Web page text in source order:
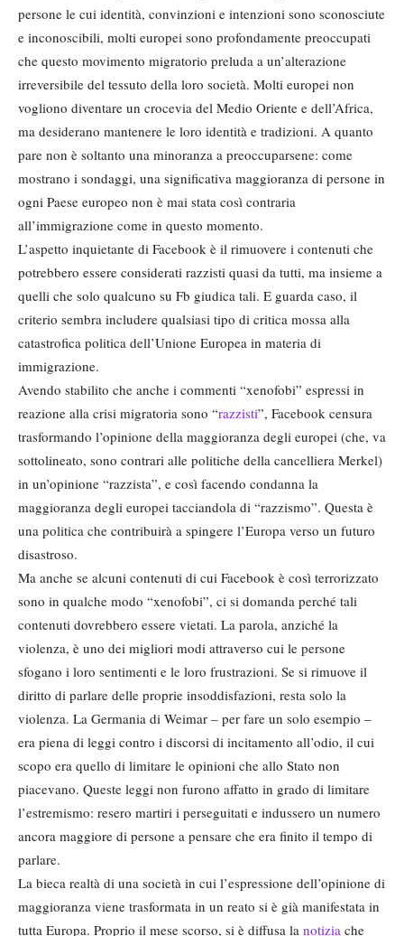
persone le cui identità, convinzioni e intenzioni sono sconosciute
e inconoscibili, molti europei sono profondamente preoccupati
che questo movimento migratorio preluda a un’alterazione
irreversibile del tessuto della loro società. Molti europei non
vogliono diventare un crocevia del Medio Oriente e dell’Africa,
ma desiderano mantenere le loro identità e tradizioni. A quanto
pare non è soltanto una minoranza a preoccuparsene: come
mostrano i sondaggi, una significativa maggioranza di persone in
ogni Paese europeo non è mai stata così contraria
all’immigrazione come in questo momento.
L’aspetto inquietante di Facebook è il rimuovere i contenuti che
potrebbero essere considerati razzisti quasi da tutti, ma insieme a
quelli che solo qualcuno su Fb giudica tali. E guarda caso, il
criterio sembra includere qualsiasi tipo di critica mossa alla
catastrofica politica dell’Unione Europea in materia di
immigrazione.
Avendo stabilito che anche i commenti “xenofobi” espressi in
reazione alla crisi migratoria sono “razzisti”, Facebook censura
trasformando l’opinione della maggioranza degli europei (che, va
sottolineato, sono contrari alle politiche della cancelliera Merkel)
in un’opinione “razzista”, e così facendo condanna la
maggioranza degli europei tacciandola di “razzismo”. Questa è
una politica che contribuirà a spingere l’Europa verso un futuro
disastroso.
Ma anche se alcuni contenuti di cui Facebook è così terrorizzato
sono in qualche modo “xenofobi”, ci si domanda perché tali
contenuti dovrebbero essere vietati. La parola, anziché la
violenza, è uno dei migliori modi attraverso cui le persone
sfogano i loro sentimenti e le loro frustrazioni. Se si rimuove il
diritto di parlare delle proprie insoddisfazioni, resta solo la
violenza. La Germania di Weimar – per fare un solo esempio –
era piena di leggi contro i discorsi di incitamento all’odio, il cui
scopo era quello di limitare le opinioni che allo Stato non
piacevano. Queste leggi non furono affatto in grado di limitare
l’estremismo: resero martiri i perseguitati e indussero un numero
ancora maggiore di persone a pensare che era finito il tempo di
parlare.
La bieca realtà di una società in cui l’espressione dell’opinione di
maggioranza viene trasformata in un reato si è già manifestata in
tutta Europa. Proprio il mese scorso, si è diffusa la notizia che